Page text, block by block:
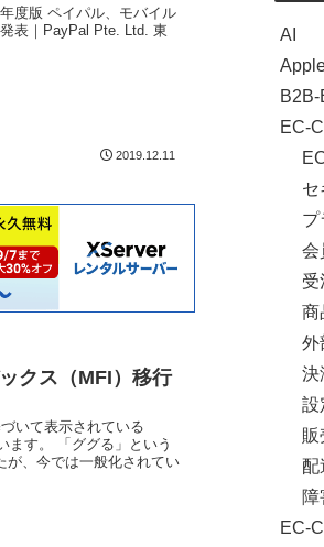
度版 ペイパル、モバイル
表｜PayPal Pte. Ltd. 東
2019.12.11
クス（MFI）移行
いて表示されている
ます。 「ググる」という
が、今では一般化されてい
AI
B2B-
EC-
セ
プ
会
受
商
外
決
設
販
配
障
EC-